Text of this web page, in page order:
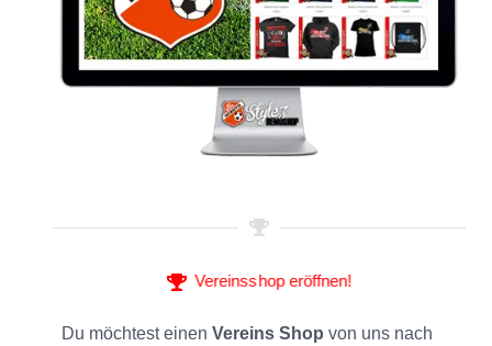
Vereinsshop eröffnen!
Du möchtest einen Vereins Shop von uns nach